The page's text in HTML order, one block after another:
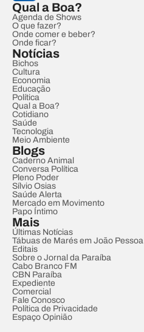
Qual a Boa?
Agenda de Shows
O que fazer?
Onde comer e beber?
Onde ficar?
Notícias
Bichos
Cultura
Economia
Educação
Política
Qual a Boa?
Cotidiano
Saúde
Tecnologia
Meio Ambiente
Blogs
Caderno Animal
Conversa Política
Pleno Poder
Sílvio Osias
Saúde Alerta
Mercado em Movimento
Papo Íntimo
Mais
Últimas Notícias
Tábuas de Marés em João Pessoa
Editais
Sobre o Jornal da Paraíba
Cabo Branco FM
CBN Paraíba
Expediente
Comercial
Fale Conosco
Política de Privacidade
Espaço Opinião